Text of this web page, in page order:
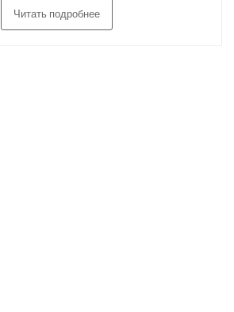
Читать подробнее